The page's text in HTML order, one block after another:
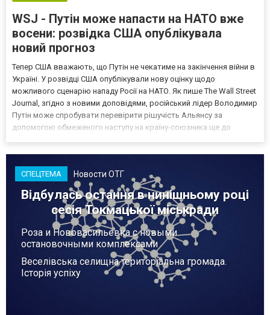
WSJ - Путін може напасти на НАТО вже
восени: розвідка США опублікувала
новий прогноз
Тепер США вважають, що Путін не чекатиме на закінчення війни в
Україні. У розвідці США опублікували нову оцінку щодо
можливого сценарію нападу Росії на НАТО. Як пише The Wall Street
Journal, згідно з новими доповідями, російський лідер Володимир
Путін може спробувати перевірити рішучість Альянсу за
допомогою обмеженого наступу на країну-союзника ще до
СПЕЦТЕМА Новости ОТГ
Відбулась остання в нинішньому році
сесія Токмацької міськради
Роза и Нововасильевка с новыми
остановочными комплексами
Веселівська селищна територіальна громада.
Історія успіху